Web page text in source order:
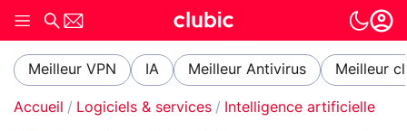
Meilleur VPN IA Meilleur Antivirus Meilleur
Accueil Logiciels & services Intelligence artificielle